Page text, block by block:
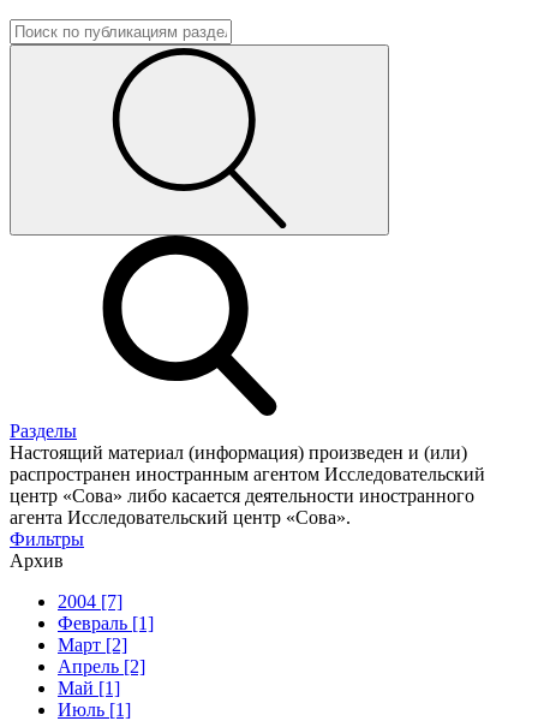
Разделы
Настоящий материал (информация) произведен и (или)
распространен иностранным агентом Исследовательский
центр «Сова» либо касается деятельности иностранного
агента Исследовательский центр «Сова».
Фильтры
Архив
2004 [7]
Февраль [1]
Март [2]
Апрель [2]
Май [1]
Июль [1]